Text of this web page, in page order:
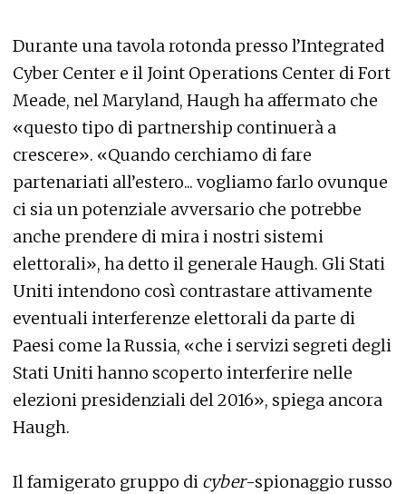
Durante una tavola rotonda presso l’Integrated
Cyber Center e il Joint Operations Center di Fort
Meade, nel Maryland, Haugh ha affermato che
«questo tipo di partnership continuerà a
crescere». «Quando cerchiamo di fare
partenariati all’estero... vogliamo farlo ovunque
ci sia un potenziale avversario che potrebbe
anche prendere di mira i nostri sistemi
elettorali», ha detto il generale Haugh. Gli Stati
Uniti intendono così contrastare attivamente
eventuali interferenze elettorali da parte di
Paesi come la Russia, «che i servizi segreti degli
Stati Uniti hanno scoperto interferire nelle
elezioni presidenziali del 2016», spiega ancora
Haugh.
Il famigerato gruppo di cyber-spionaggio russo